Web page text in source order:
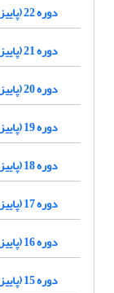
دوره 22 (پاییز 1399-1398)
دوره 21 (پاییز 1398-1397)
دوره 20 (پاییز 1397-1396)
دوره 19 (پاییز 1396-1395)
دوره 18 (پاییز 1395-1394)
دوره 17 (پاییز 1394-1393)
دوره 16 (پاییز 1393-1392)
دوره 15 (پاییز 1392-1391)